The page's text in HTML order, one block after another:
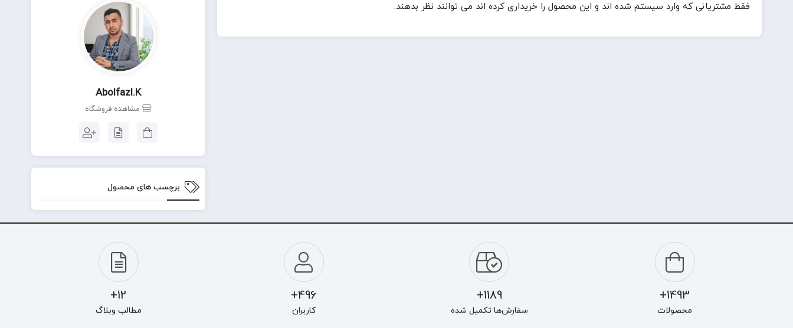
فقط مشتریانی که وارد سیستم شده اند و این محصول را خریداری کرده اند می توانند نظر بدهند.
Abolfazl.k
مشاهده فروشگاه
برچسب های محصول
1493+
محصولات
1189+
سفارش‌ها تکمیل شده
496+
کاربران
12+
مطالب وبلاگ